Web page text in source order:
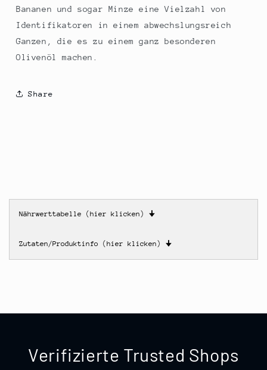
Bananen und sogar Minze eine Vielzahl von
Identifikatoren in einem abwechslungsreich
Ganzen, die es zu einem ganz besonderen
Olivenöl machen.
Share
Nährwerttabelle (hier klicken) 🠋
Zutaten/Produktinfo (hier klicken) 🠋
Verifizierte Trusted Shops